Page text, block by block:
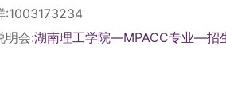
:1003173234
明会:湖南理工学院—MPACC专业—招